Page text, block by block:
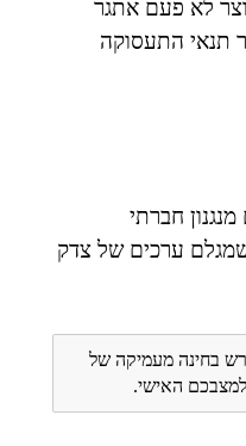
לא פעם אתגר
תנאי התעסוקה
חברתי
שמגלם ערכים של צדק
בחינה מעמיקה של
האישי.